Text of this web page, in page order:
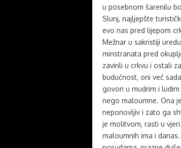
u posebnom šarenilu
Slunj, najljepšte
evo nas pred lijepom
Mežnar u sakristiji
minstranata pred
zavirili u crkvu i ostali
budućnost, oni već
govori u mudrim i
nego maloumne. Ona
neponovljiv i zato ga
je molitvom, rasti u
maloumnih ima i